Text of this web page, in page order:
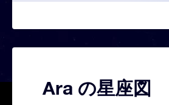
Ara の星座図